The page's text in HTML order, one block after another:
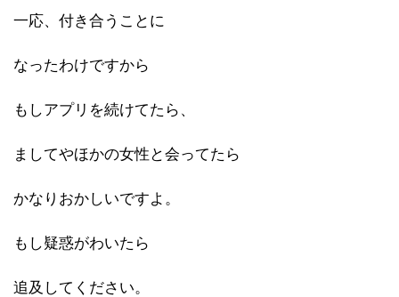
一応、付き合うことに
なったわけですから
もしアプリを続けてたら、
ましてやほかの女性と会ってたら
かなりおかしいですよ。
もし疑惑がわいたら
追及してください。